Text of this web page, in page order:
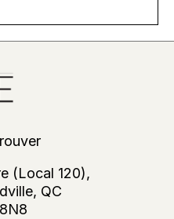
(Local 120),
QC